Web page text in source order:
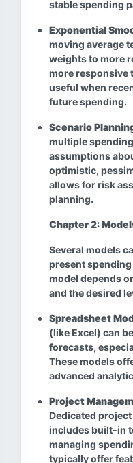
stable spending
Exponential
moving average
weights to more
more responsive
useful when
future spending.
Scenario
multiple
assumptions
optimistic,
allows for risk
planning.
Chapter 2:
Several models
present
model depends
and the desired
Spreadsheet
(like Excel) can
forecasts,
These models
advanced
Project
Dedicated
includes built-in
managing
typically offer